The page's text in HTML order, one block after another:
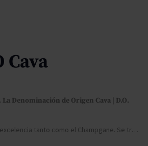
Cava
Denominación de Origen Cava | D.O.
tanto como el Champgane. Se trata de un